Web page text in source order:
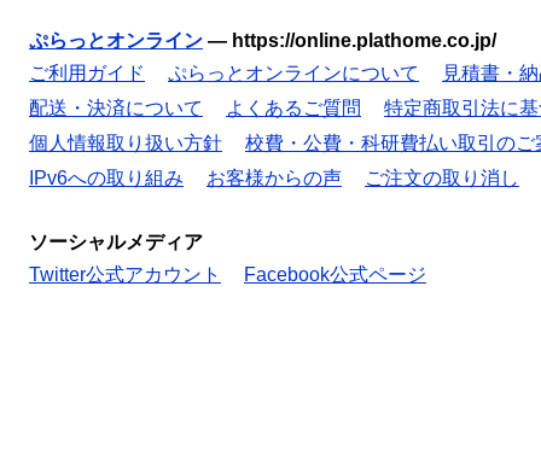
ぷらっとオンライン — https://online.plathome.co.jp/
ご利用ガイド
ぷらっとオンラインについて
見積書・
配送・決済について
よくあるご質問
特定商取引法に
個人情報取り扱い方針
校費・公費・科研費払い取引のご
IPv6への取り組み
お客様からの声 ご注文の取り消し
ソーシャルメディア
Twitter公式アカウント
Facebook公式ページ